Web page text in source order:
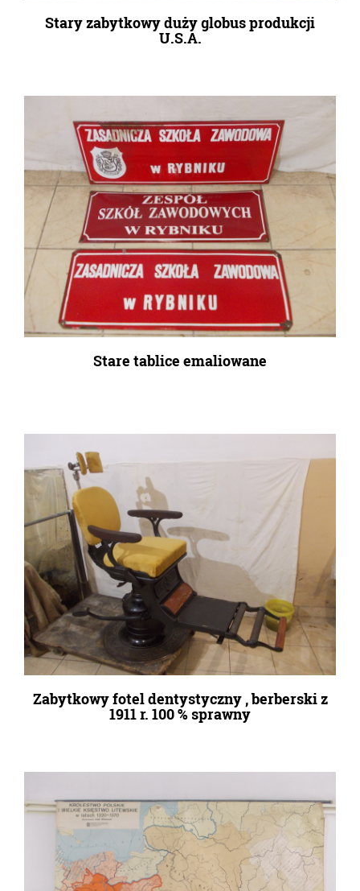
Stary zabytkowy duży globus produkcji
U.S.A.
Stare tablice emaliowane
Zabytkowy fotel dentystyczny , berberski z
1911 r. 100 % sprawny